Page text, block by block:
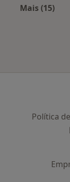
Mais (15)
Política